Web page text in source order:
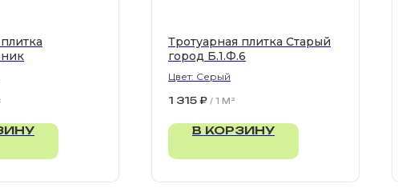
Тротуарная плитка Старый
город Б.1.Ф.6
Цвет: Серый
1 315 ₽ / 1 M²
В КОРЗИНУ